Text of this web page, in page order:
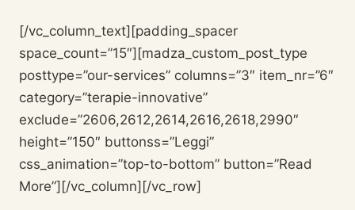
[/vc_column_text][padding_spacer
space_count=”15″][madza_custom_post_type
posttype=”our-services” columns=”3″ item_nr=”6″
category=”terapie-innovative”
exclude=”2606,2612,2614,2616,2618,2990″
height=”150″ buttonss=”Leggi”
css_animation=”top-to-bottom” button=”Read
More”][/vc_column][/vc_row]